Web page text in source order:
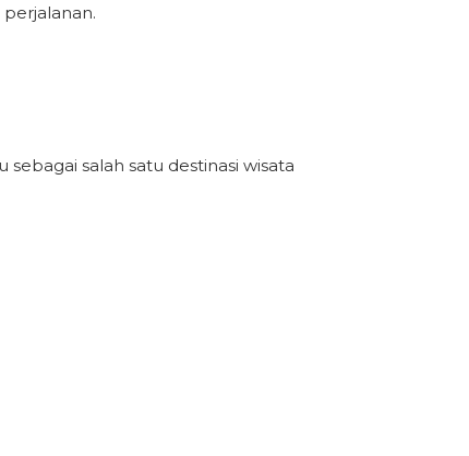
salah satu destinasi wisata